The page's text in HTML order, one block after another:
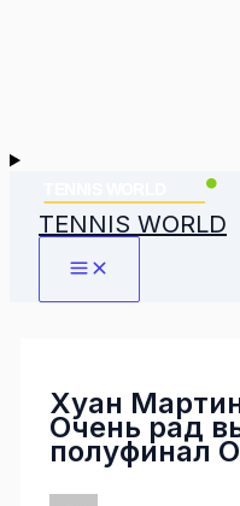
TENNIS WORLD
Хуан
Очень рад
полуфинал